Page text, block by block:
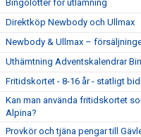
Bingolotter för utlämning
Direktköp Newbody och Ullmax
Newbody & Ullmax –
Uthämtning Adventskalendrar
Fritidskortet - 8-16 år - statligt
Kan man använda fritidskortet
Alpina?
Provkör och tjäna pengar till